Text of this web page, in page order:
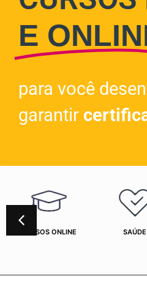
E
para você
garantir
CURSOS ONLINE SAÚDE